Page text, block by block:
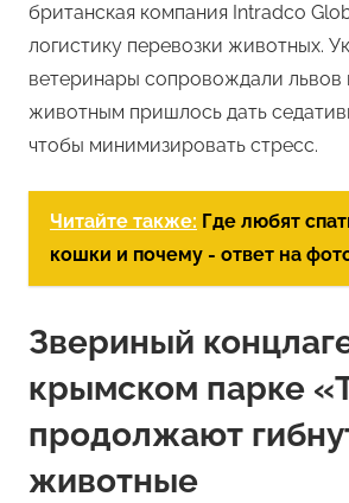
британская компания Intradco
логистику перевозки животных.
ветеринары сопровождали
животным пришлось дать
чтобы минимизировать стресс.
Читайте также: Где любят
кошки и почему - ответ на
Звериный
крымском парке
продолжают
животные